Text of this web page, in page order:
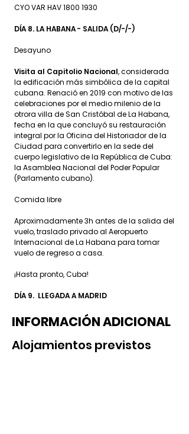
CYO VAR HAV1800 1930
DÍA 8. LA HABANA - SALIDA (D/-/-)
Desayuno
Visita al Capitolio Nacional, considerada
la edificación más simbólica de la capital
cubana. Renació en 2019 con motivo de las
celebraciones por el medio milenio de la
otrora villa de San Cristóbal de La Habana,
fecha en la que concluyó su restauración
integral por la Oficina del Historiador de la
Ciudad para convertirlo en la sede del
cuerpo legislativo de la República de Cuba:
la Asamblea Nacional del Poder Popular
(Parlamento cubano).
Comida libre
Aproximadamente 3h antes de la salida del
vuelo, traslado privado al Aeropuerto
Internacional de La Habana para tomar
vuelo de regreso a casa.
¡Hasta pronto, Cuba!
DÍA 9. LLEGADA A MADRID
INFORMACIÓN ADICIONAL
Alojamientos previstos